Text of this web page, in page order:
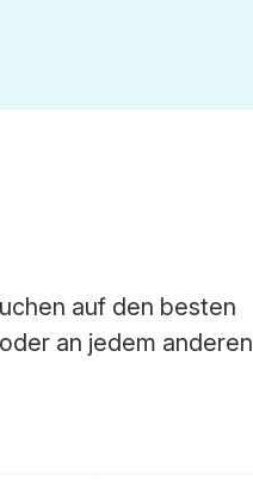
auf den besten
an jedem anderen